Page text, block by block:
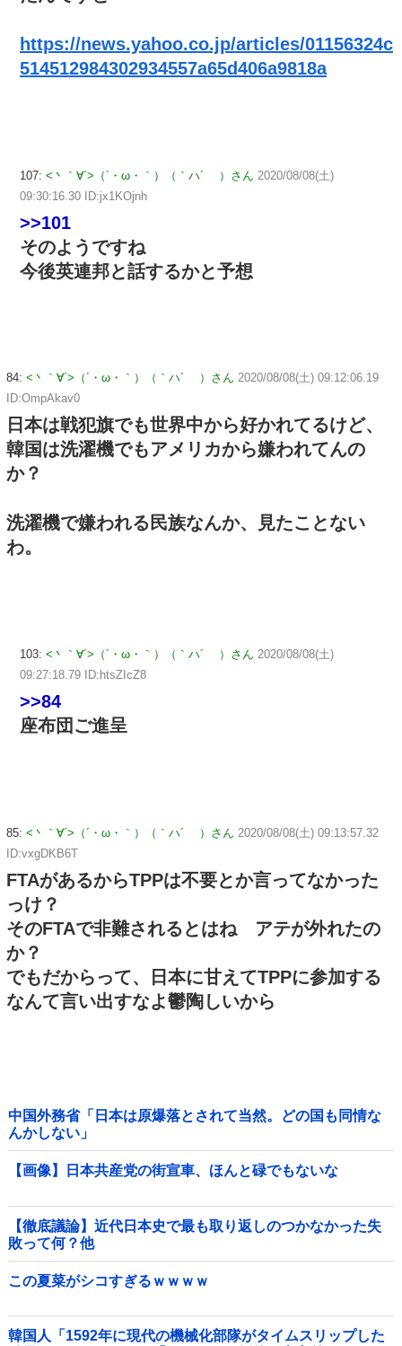
https://news.yahoo.co.jp/articles/01156324c
514512984302934557a65d406a9818a
107: <丶｀∀´>（´・ω・｀）（｀ハ´ ）さん 2020/08/08(土)
09:30:16.30 ID:jx1KOjnh
>>101
そのようですね
今後英連邦と話するかと予想
84: <丶｀∀´>（´・ω・｀）（｀ハ´ ）さん 2020/08/08(土) 09:12:06.19
ID:OmpAkav0
日本は戦犯旗でも世界中から好かれてるけど、
韓国は洗濯機でもアメリカから嫌われてんの
か？
洗濯機で嫌われる民族なんか、見たことない
わ。
103: <丶｀∀´>（´・ω・｀）（｀ハ´ ）さん 2020/08/08(土)
09:27:18.79 ID:htsZIcZ8
>>84
座布団ご進呈
85: <丶｀∀´>（´・ω・｀）（｀ハ´ ）さん 2020/08/08(土) 09:13:57.32
ID:vxgDKB6T
FTAがあるからTPPは不要とか言ってなかった
っけ？
そのFTAで非難されるとはね アテが外れたの
か？
でもだからって、日本に甘えてTPPに参加する
なんて言い出すなよ鬱陶しいから
中国外務省「日本は原爆落とされて当然。どの国も同情な
んかしない」
【画像】日本共産党の街宣車、ほんと碌でもないな
【徹底議論】近代日本史で最も取り返しのつかなかった失
敗って何？他
この夏菜がシコすぎるｗｗｗｗ
韓国人「1592年に現代の機械化部隊がタイムスリップした